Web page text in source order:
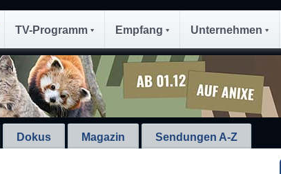
TV-Programm Empfang Unternehmen
Dokus Magazin Sendungen A-Z